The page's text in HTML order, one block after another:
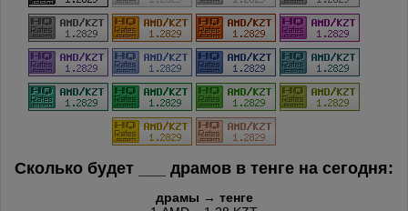
Сколько будет драмов в тенге на сегодня:
драмы → тенге